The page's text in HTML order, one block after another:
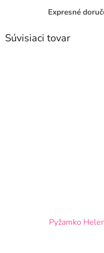
Expresné
Súvisiaci tovar
Pyžamko